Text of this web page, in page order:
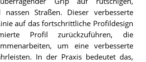
nassen Straßen. Dieser verbesserte
auf das fortschrittliche Profildesign
Profil zurückzuführen, die
um eine verbesserte
In der Praxis bedeutet das,